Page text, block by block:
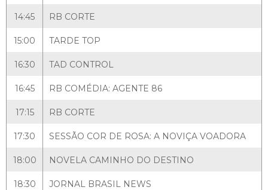
14:45 RB CORTE
15:00 TARDE TOP
16:30 TAD CONTROL
16:45 RB COMÉDIA: AGENTE 86
17:15 RB CORTE
17:30 SESSÃO COR DE ROSA: A NOVIÇA VOADORA
18:00 NOVELA CAMINHO DO DESTINO
18:30 JORNAL BRASIL NEWS